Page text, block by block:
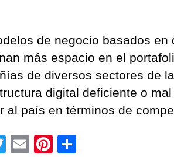
de negocio basados en
más espacio en el
de diversos sectores de
digital deficiente o
al país en términos de
T
E
Pi